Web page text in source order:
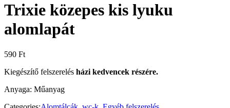
Trixie közepes kis lyuku
alomlapát
590 Ft
Kiegészítő felszerelés házi kedvencek részére.
Anyaga: Műanyag